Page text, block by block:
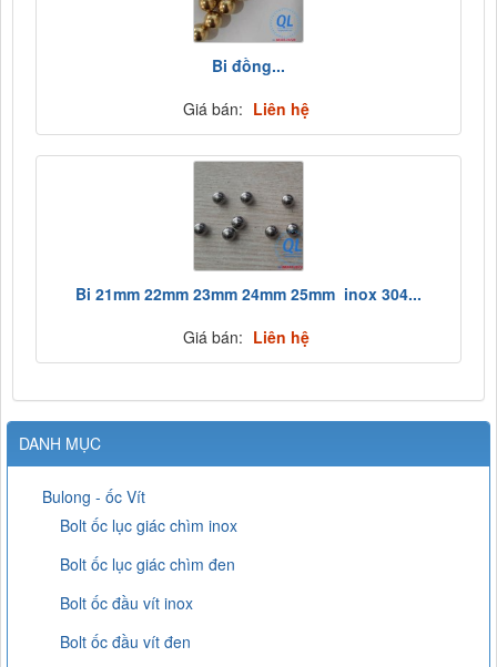
Bi đồng...
Giá bán: Liên hệ
Bi 21mm 22mm 23mm 24mm 25mm inox 304...
Giá bán: Liên hệ
DANH MỤC
Bulong - ốc Vít
Bolt ốc lục giác chìm inox
Bolt ốc lục giác chìm đen
Bolt ốc đầu vít inox
Bolt ốc đầu vít đen